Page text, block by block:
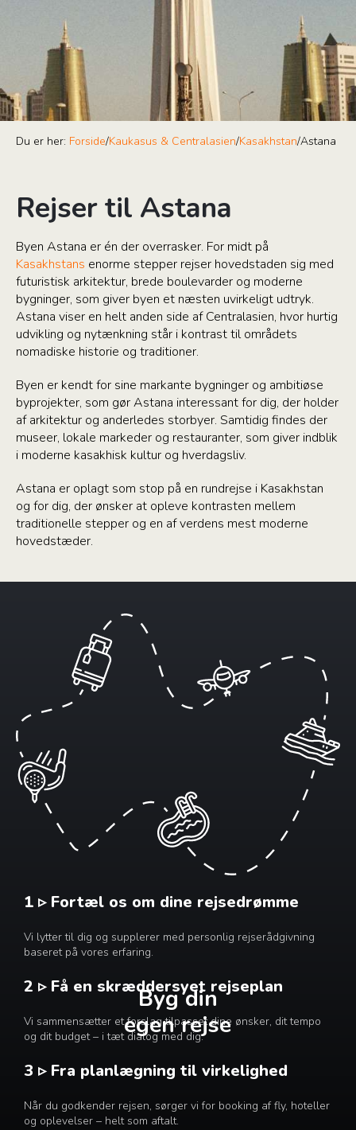
Du er her: Forside/Kaukasus & Centralasien/Kasakhstan/Astana
Rejser til Astana
Byen Astana er én der overrasker. For midt på
Kasakhstans enorme stepper rejser hovedstaden sig med
futuristisk arkitektur, brede boulevarder og moderne
bygninger, som giver byen et næsten uvirkeligt udtryk.
Astana viser en helt anden side af Centralasien, hvor hurtig
udvikling og nytænkning står i kontrast til områdets
nomadiske historie og traditioner.
Byen er kendt for sine markante bygninger og ambitiøse
byprojekter, som gør Astana interessant for dig, der holder
af arkitektur og anderledes storbyer. Samtidig findes der
museer, lokale markeder og restauranter, som giver indblik
i moderne kasakhisk kultur og hverdagsliv.
Astana er oplagt som stop på en rundrejse i Kasakhstan
og for dig, der ønsker at opleve kontrasten mellem
traditionelle stepper og en af verdens mest moderne
hovedstæder.
Byg din
egen rejse
1 ▹ Fortæl os om dine rejsedrømme
Vi lytter til dig og supplerer med personlig rejserådgivning
baseret på vores erfaring.
2 ▹ Få en skræddersyet rejseplan
Vi sammensætter et forslag tilpasset dine ønsker, dit tempo
og dit budget – i tæt dialog med dig.
3 ▹ Fra planlægning til virkelighed
Når du godkender rejsen, sørger vi for booking af fly, hoteller
og oplevelser – helt som aftalt.